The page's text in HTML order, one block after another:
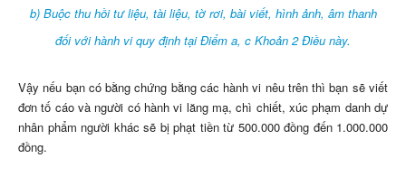
b) Buộc thu hồi tư liệu, tài liệu, tờ rơi, bài viết, hình ảnh, âm thanh
đối với hành vi quy định tại Điểm a, c Khoản 2 Điều này.
Vậy nếu bạn có bằng chứng bằng các hành vi nêu trên thì bạn sẽ viết
đơn tố cáo và người có hành vi lăng mạ, chì chiết, xúc phạm danh dự
nhân phẩm người khác sẽ bị phạt tiền từ 500.000 đồng đến 1.000.000
đồng.